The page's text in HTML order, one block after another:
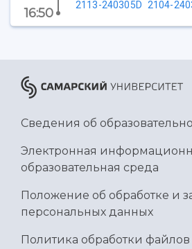
Умный дом бабочек
Официальные документы
16:50
2113-240305D 2104-
Сведения об
Электронная
образовательная среда
Положение об обработке и
персональных данных
Политика обработки файлов